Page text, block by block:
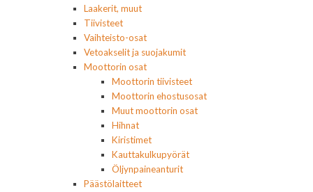
Laakerit, muut
Tiivisteet
Vaihteisto-osat
Vetoakselit ja suojakumit
Moottorin osat
Moottorin tiivisteet
Moottorin ehostusosat
Muut moottorin osat
Hihnat
Kiristimet
Kauttakulkupyörät
Öljynpaineanturit
Päästölaitteet